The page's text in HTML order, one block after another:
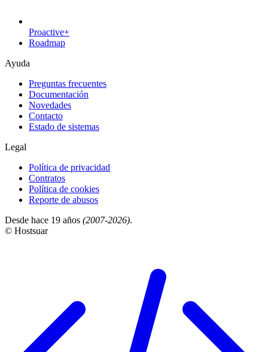
Proactive+
Roadmap
Ayuda
Preguntas frecuentes
Documentación
Novedades
Contacto
Estado de sistemas
Legal
Política de privacidad
Contratos
Política de cookies
Reporte de abusos
Desde hace 19 años (2007-2026).
© Hostsuar